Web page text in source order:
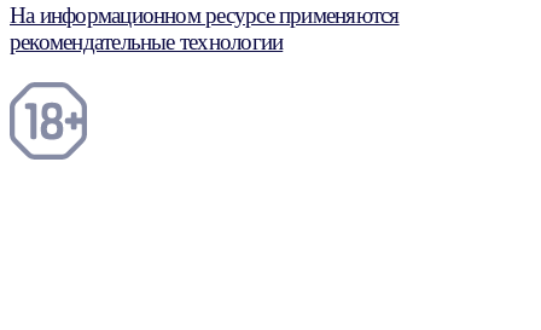
На информационном ресурсе применяются
рекомендательные технологии